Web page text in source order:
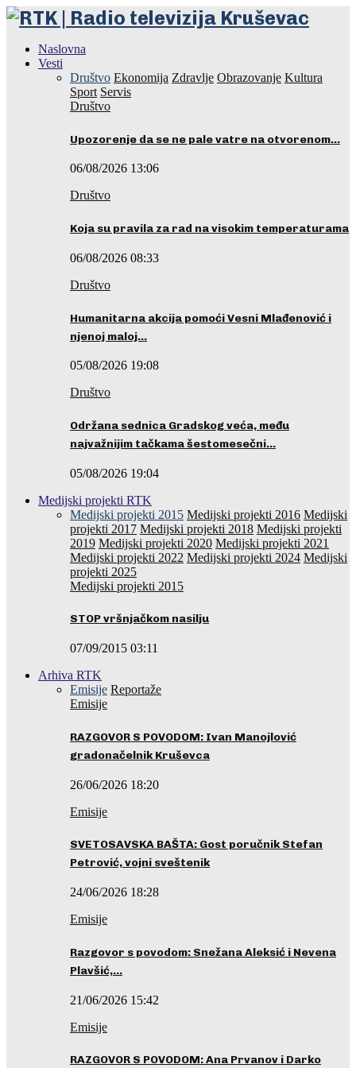
Naslovna
Vesti
Društvo Ekonomija Zdravlje Obrazovanje Kultura
Sport Servis
Društvo
Upozorenje da se ne pale vatre na otvorenom…
06/08/2026 13:06
Društvo
Koja su pravila za rad na visokim temperaturama
06/08/2026 08:33
Društvo
Humanitarna akcija pomoći Vesni Mlađenović i
njenoj maloj…
05/08/2026 19:08
Društvo
Održana sednica Gradskog veća, među
najvažnijim tačkama šestomesečni…
05/08/2026 19:04
Medijski projekti RTK
Medijski projekti 2015 Medijski projekti 2016 Medijski
projekti 2017 Medijski projekti 2018 Medijski projekti
2019 Medijski projekti 2020 Medijski projekti 2021
Medijski projekti 2022 Medijski projekti 2024 Medijski
projekti 2025
Medijski projekti 2015
STOP vršnjačkom nasilju
07/09/2015 03:11
Arhiva RTK
Emisije Reportaže
Emisije
RAZGOVOR S POVODOM: Ivan Manojlović
gradonačelnik Kruševca
26/06/2026 18:20
Emisije
SVETOSAVSKA BAŠTA: Gost poručnik Stefan
Petrović, vojni sveštenik
24/06/2026 18:28
Emisije
Razgovor s povodom: Snežana Aleksić i Nevena
Plavšić,…
21/06/2026 15:42
Emisije
RAZGOVOR S POVODOM: Ana Prvanov i Darko